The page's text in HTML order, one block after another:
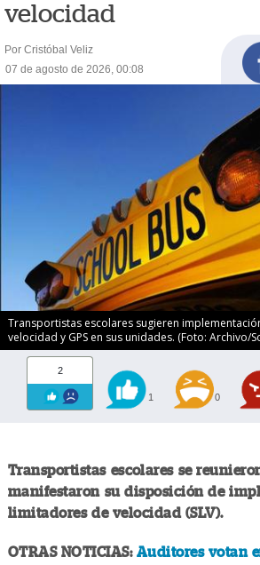
velocidad
Por Cristóbal Veliz
07 de agosto de 2026, 00:08
Transportistas escolares sugieren
velocidad y GPS en sus unidades. (Foto: Archivo/
2
1 0
Transportistas escolares se
manifestaron su disposición de
limitadores de velocidad (SLV).
OTRAS NOTICIAS: Auditores votan